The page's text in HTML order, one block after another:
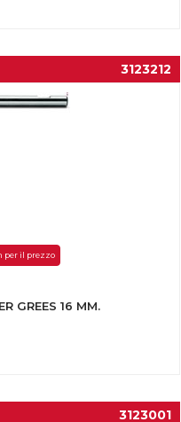
3123212
per il prezzo
GREES 16 MM.
3123001